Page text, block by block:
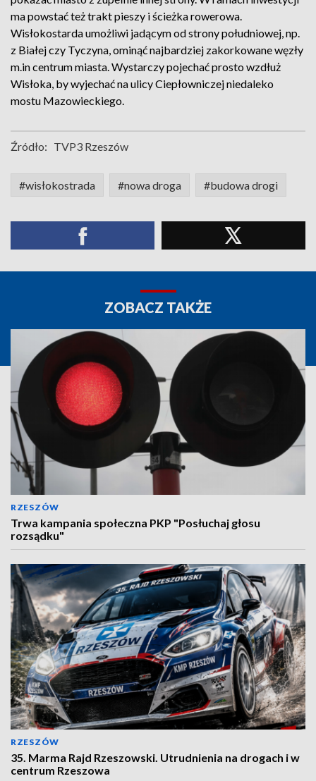
ma powstać też trakt pieszy i ścieżka rowerowa.
Wisłokostarda umożliwi jadącym od strony południowej, np.
z Białej czy Tyczyna, ominąć najbardziej zakorkowane węzły
m.in centrum miasta. Wystarczy pojechać prosto wzdłuż
Wisłoka, by wyjechać na ulicy Ciepłowniczej niedaleko
mostu Mazowieckiego.
Źródło: TVP3 Rzeszów
#wisłokostrada #nowa droga #budowa drogi
ZOBACZ TAKŻE
RZESZÓW
Trwa kampania społeczna PKP "Posłuchaj głosu
rozsądku"
RZESZÓW
35. Marma Rajd Rzeszowski. Utrudnienia na drogach i w
centrum Rzeszowa